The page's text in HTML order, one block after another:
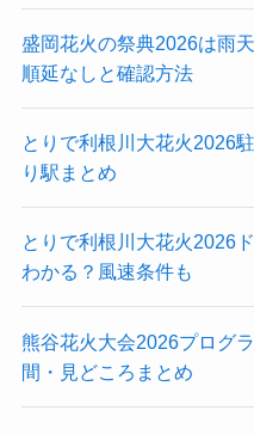
盛岡花火の祭典2026は雨
順延なしと確認方法
とりで利根川大花火2026
り駅まとめ
とりで利根川大花火2026
わかる？風速条件も
熊谷花火大会2026プログ
間・見どころまとめ